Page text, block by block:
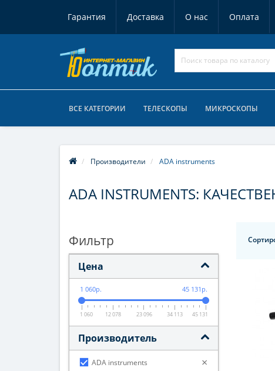
Гарантия Доставка О нас Оплата
ВСЕ КАТЕГОРИИ ТЕЛЕСКОПЫ МИКРОСКОПЫ
Производители ADA instruments
ADA INSTRUMENTS:
Фильтр
Цена
1 060р. 45 131р.
1 060 12 078 23 096 34 113 45 131
Производитель
ADA instruments ×